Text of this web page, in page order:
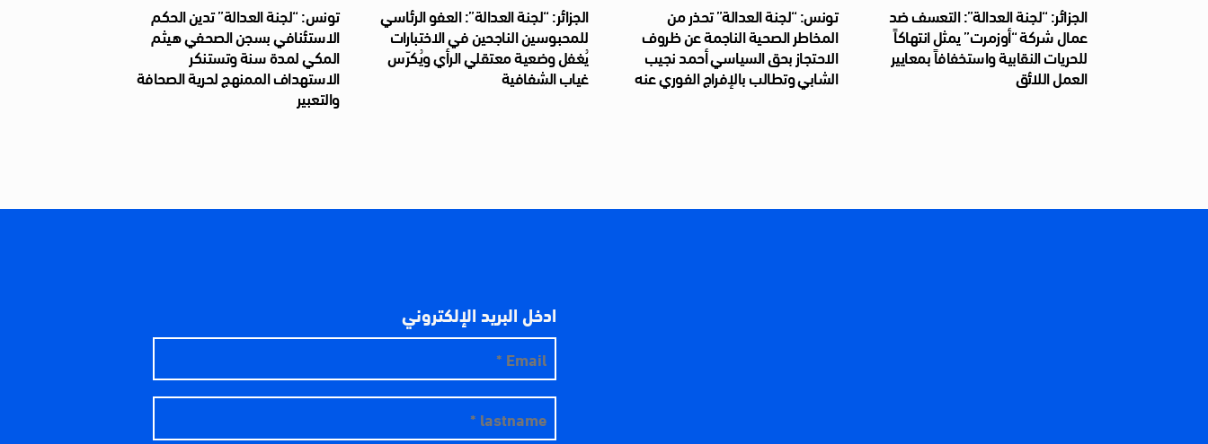
الجزائر: “لجنة العدالة”: التعسف ضد
عمال شركة “أوزمرت” يمثل انتهاكاً
للحريات النقابية واستخفافاً بمعايير
العمل اللائق
تونس: “لجنة العدالة” تحذر من
المخاطر الصحية الناجمة عن ظروف
الاحتجاز بحق السياسي أحمد نجيب
الشابي وتطالب بالإفراج الفوري عنه
الجزائر: “لجنة العدالة”: العفو الرئاسي
للمحبوسين الناجحين في الاختبارات
يُغفل وضعية معتقلي الرأي ويُكرّس
غياب الشفافية
تونس: “لجنة العدالة” تدين الحكم
الاستئنافي بسجن الصحفي هيثم
المكي لمدة سنة وتستنكر
الاستهداف الممنهج لحرية الصحافة
والتعبير
ادخل البريد الإلكتروني